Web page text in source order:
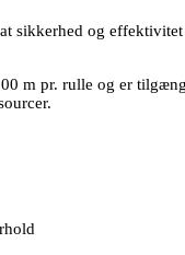
sikkerhed og
m pr. rulle og er